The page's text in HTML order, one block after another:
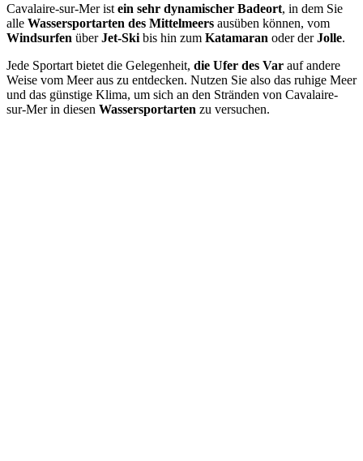
Cavalaire-sur-Mer ist ein sehr dynamischer Badeort, in dem Sie
alle Wassersportarten des Mittelmeers ausüben können, vom
Windsurfen überJet-Ski bis hin zum Katamaran oder derJolle.
Jede Sportart bietet die Gelegenheit, die Ufer des Var auf andere
Weise vom Meer aus zu entdecken. Nutzen Sie also das ruhige Meer
und das günstige Klima, um sich an den Stränden von Cavalaire-
sur-Mer in diesen Wassersportarten zu versuchen.